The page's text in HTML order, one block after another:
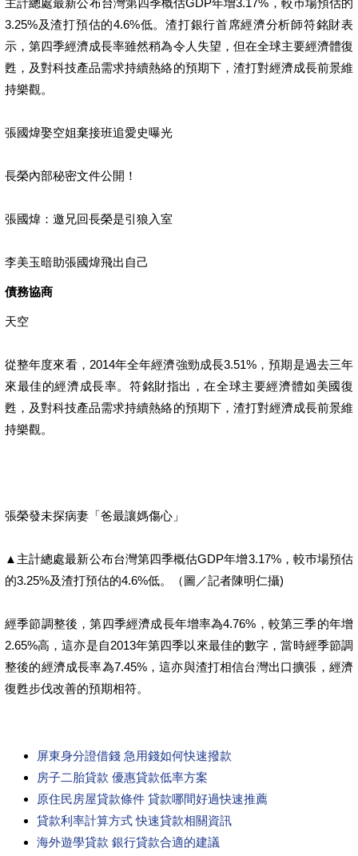
主計總處最新公布台灣第四季概估GDP年增3.17%，較巿場預估的
3.25%及渣打預估的4.6%低。渣打銀行首席經濟分析師符銘財表
示，第四季經濟成長率雖然稍為令人失望，但在全球主要經濟體復
甦，及對科技產品需求持續熱絡的預期下，渣打對經濟成長前景維
持樂觀。
張國煒娶空姐棄接班追愛史曝光
長榮內部秘密文件公開！
張國煒：邀兄回長榮是引狼入室
李美玉暗助張國煒飛出自己
債務協商
天空
從整年度來看，2014年全年經濟強勁成長3.51%，預期是過去三年
來最佳的經濟成長率。符銘財指出，在全球主要經濟體如美國復
甦，及對科技產品需求持續熱絡的預期下，渣打對經濟成長前景維
持樂觀。
張榮發未探病妻「爸最讓媽傷心」
▲主計總處最新公布台灣第四季概估GDP年增3.17%，較巿場預估
的3.25%及渣打預估的4.6%低。（圖／記者陳明仁攝)
經季節調整後，第四季經濟成長年增率為4.76%，較第三季的年增
2.65%高，這亦是自2013年第四季以來最佳的數字，當時經季節調
整後的經濟成長率為7.45%，這亦與渣打相信台灣出口擴張，經濟
復甦步伐改善的預期相符。
屏東身分證借錢 急用錢如何快速撥款
房子二胎貸款 優惠貸款低率方案
原住民房屋貸款條件 貸款哪間好過快速推薦
貸款利率計算方式 快速貸款相關資訊
海外遊學貸款 銀行貸款合適的建議